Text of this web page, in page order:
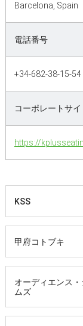
Barcelona, Spain
電話番号
+34-682-38-15-54
コーポレートサイ
https://
KSS
甲府コトブキ
オーディエンス・
ムズ